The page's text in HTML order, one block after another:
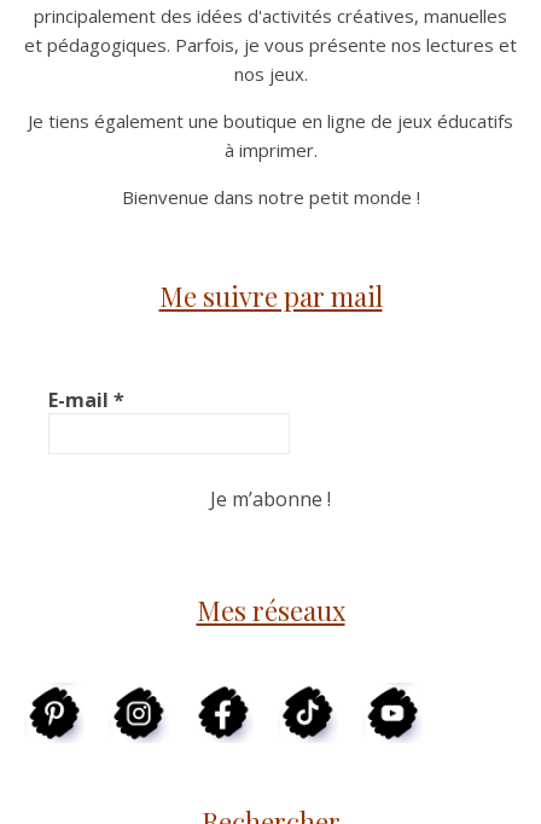
principalement des idées d'activités créatives, manuelles
et pédagogiques. Parfois, je vous présente nos lectures et
nos jeux.
Je tiens également une boutique en ligne de jeux éducatifs
à imprimer.
Bienvenue dans notre petit monde !
Me suivre par mail
E-mail *
Mes réseaux